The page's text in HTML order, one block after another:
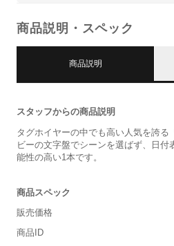
商品説明・スペック
商品説明
スタッフからの商品説明
タグホイヤーの中でも高い人気を誇る
ビーの文字盤でシーンを選ばず、日
能性の高い1本です。
商品スペック
販売価格
商品ID